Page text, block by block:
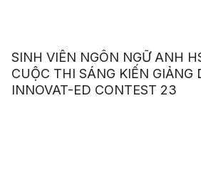
SINH VIÊN NGÔN NGỮ ANH
CUỘC THI SÁNG KIẾN GIẢNG
INNOVAT-ED CONTEST 23